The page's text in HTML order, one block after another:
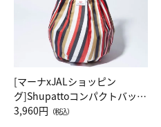
[マーナxJALショッピン
グ]Shupattoコンパクトバッグ
Drop JAL客室乗務員（LC）ス
3,960円 （税込）